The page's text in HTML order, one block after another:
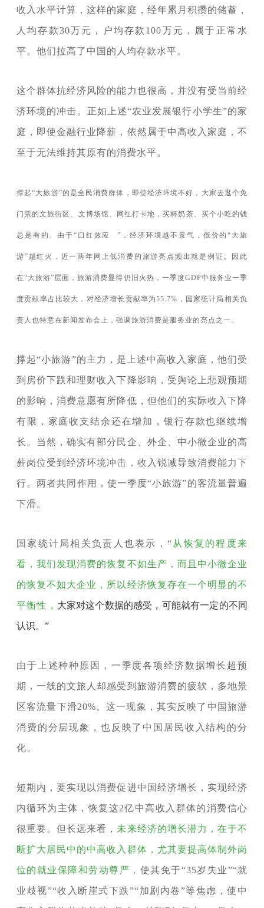
收入水平计算，这样的家庭，经年累月积攒的储蓄，
人均存款30万元，户均存款100万元，属于正常水
平。他们拉高了中国的人均存款水平。
这个群体抗经济风险的能力也很高，并没有受当前经
济环境的冲击。正如上述“农业发展银行小学生”的家
庭，即使金融行业降薪，依然属于中高收入家庭，不
至于无法维持其原有的消费水平。
撑起“大旅游”的是全民消费群体，即使经济环境不好，大家去逛个免
门票的文旅街区、文博场馆、网红打卡地，买杯奶茶、买个小吃的钱
总是有的。由于“ 口红效应 ”，经济环境越不景气，低价的“大旅
游”越红火，近一两年网上低消费的旅游亮点频出就是例证。因此
在“大旅游”层面，旅游消费显得仍旧火热，一季度GDP中服务业一季
度贡献率占比较大，对经济增长贡献率为55.7%，国家统计局相关负
责人也特意在新闻发布会上，强调旅游消费是服务业的亮点之一。
撑起“小旅游”的主力，是上述中高收入家庭，他们受
到房价下跌和理财收入下降影响，受舆论上悲观预期
的影响，消费意愿有所降低，但他们的实际收入下降
有限，家庭收支结余还在增加，银行存款也继续增
长。当然，确实有部分民企、外企、中小微企业的高
薪岗位受到经济环境冲击，收入锐减导致消费能力下
行。两者共同作用，使一季度“小旅游”的客流量普遍
下滑。
国家统计局相关负责人也表示，“ 从恢复的程度来
看，我们发现消费的恢复不如生产，而且中小微企业
的恢复不如大企业，所以经济恢复存在一个明显的不
平衡性， 大家对这个数据的感受，可能就有一定的不同
认识。”
由于上述种种原因，一季度各项经济数据增长超预
期，一线的文旅人却感受到旅游消费的疲软，多地景
区客流量下滑20%。这一现象，其实反映了中国旅游
消费的分层现象，也反映了中国居民收入结构的分
化。
短期内，要实现以消费促进中国经济增长，实现经济
内循环为主体，恢复这2亿中高收入群体的消费信心
很重要。但长远来看， 未来经济的增长潜力，在于不
断扩大居民中的中高收入群体，尤其要提高体制外岗
位的就业保障和劳动尊严， 使其免于“35岁失业”“就
业歧视”“收入断崖式下跌”“加剧内卷”等焦虑，使中